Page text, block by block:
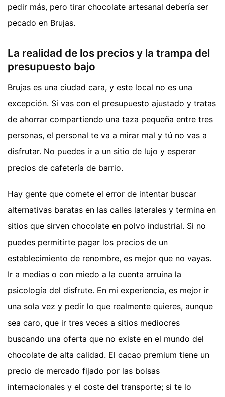
pedir más, pero tirar chocolate artesanal debería ser
pecado en Brujas.
La realidad de los precios y la trampa del
presupuesto bajo
Brujas es una ciudad cara, y este local no es una
excepción. Si vas con el presupuesto ajustado y tratas
de ahorrar compartiendo una taza pequeña entre tres
personas, el personal te va a mirar mal y tú no vas a
disfrutar. No puedes ir a un sitio de lujo y esperar
precios de cafetería de barrio.
Hay gente que comete el error de intentar buscar
alternativas baratas en las calles laterales y termina en
sitios que sirven chocolate en polvo industrial. Si no
puedes permitirte pagar los precios de un
establecimiento de renombre, es mejor que no vayas.
Ir a medias o con miedo a la cuenta arruina la
psicología del disfrute. En mi experiencia, es mejor ir
una sola vez y pedir lo que realmente quieres, aunque
sea caro, que ir tres veces a sitios mediocres
buscando una oferta que no existe en el mundo del
chocolate de alta calidad. El cacao premium tiene un
precio de mercado fijado por las bolsas
internacionales y el coste del transporte; si te lo